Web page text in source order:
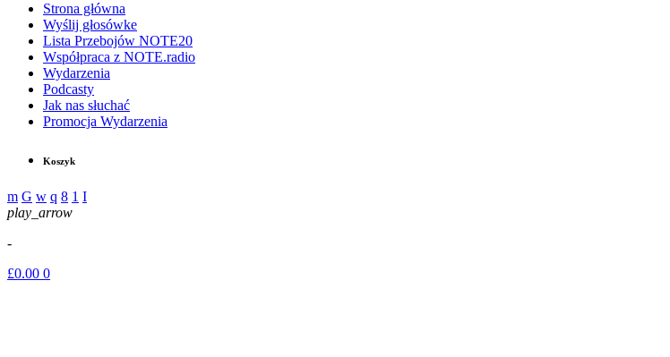
Strona główna
Wyślij głosówke
Lista Przebojów NOTE20
Współpraca z NOTE.radio
Wydarzenia
Podcasty
Jak nas słuchać
Promocja Wydarzenia
Koszyk
play_arrow
-
£0.00 0